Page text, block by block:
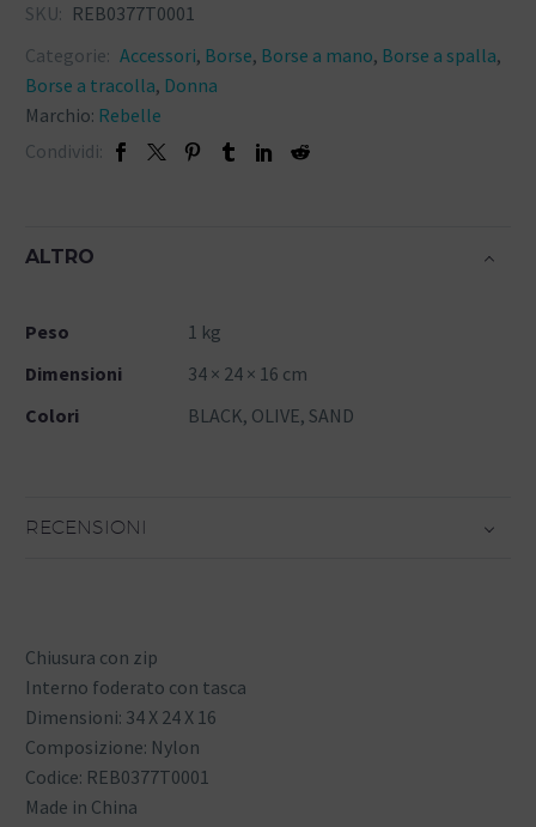
SKU: REB0377T0001
Categorie: Accessori, Borse, Borse a mano, Borse a spalla,
Borse a tracolla, Donna
Marchio: Rebelle
Condividi:
ALTRO
Peso
1 kg
Dimensioni
34 × 24 × 16 cm
Colori
BLACK, OLIVE, SAND
RECENSIONI
Chiusura con zip
Interno foderato con tasca
Dimensioni: 34 X 24 X 16
Composizione: Nylon
Codice: REB0377T0001
Made in China